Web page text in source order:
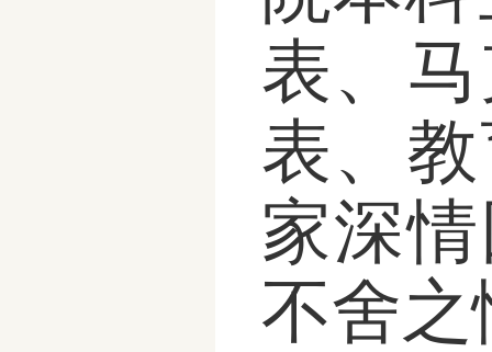
表、
表、
家深
不舍